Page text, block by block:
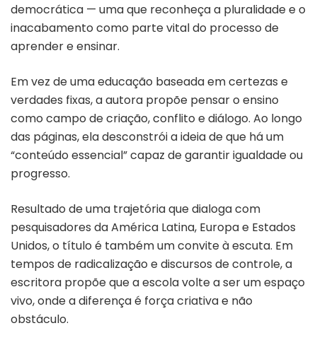
democrática — uma que reconheça a pluralidade e o
inacabamento como parte vital do processo de
aprender e ensinar.
Em vez de uma educação baseada em certezas e
verdades fixas, a autora propõe pensar o ensino
como campo de criação, conflito e diálogo. Ao longo
das páginas, ela desconstrói a ideia de que há um
“conteúdo essencial” capaz de garantir igualdade ou
progresso.
Resultado de uma trajetória que dialoga com
pesquisadores da América Latina, Europa e Estados
Unidos, o título é também um convite à escuta. Em
tempos de radicalização e discursos de controle, a
escritora propõe que a escola volte a ser um espaço
vivo, onde a diferença é força criativa e não
obstáculo.